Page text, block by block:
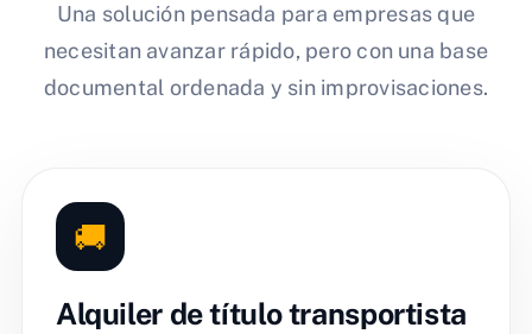
Una solución pensada para empresas que
necesitan avanzar rápido, pero con una base
documental ordenada y sin improvisaciones.
🚚
Alquiler de título transportista